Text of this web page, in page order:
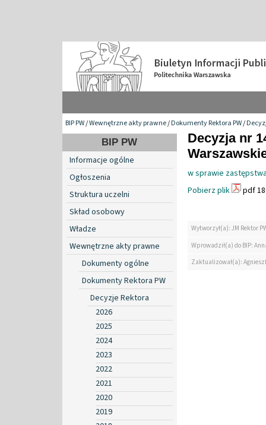
BIP PW/Wewnętrzne akty prawne/Dokumenty Rektora PW/
BIP PW
Informacje ogólne
Ogłoszenia
Struktura uczelni
Skład osobowy
Władze
Wewnętrzne akty prawne
Dokumenty ogólne
Dokumenty Rektora PW
Decyzje Rektora
2026
2025
2024
2023
2022
2021
2020
2019
Decyzja nr
w sprawie
Pobierz plik
pdf
Wytworzył(a): JM Rektor
Wprowadził(a) do BIP:
Zaktualizował(a):